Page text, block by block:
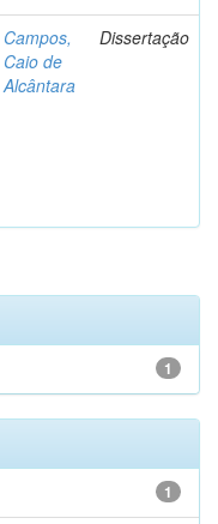
Campos,
Caio de
Alcântara
Dissertação
1
1